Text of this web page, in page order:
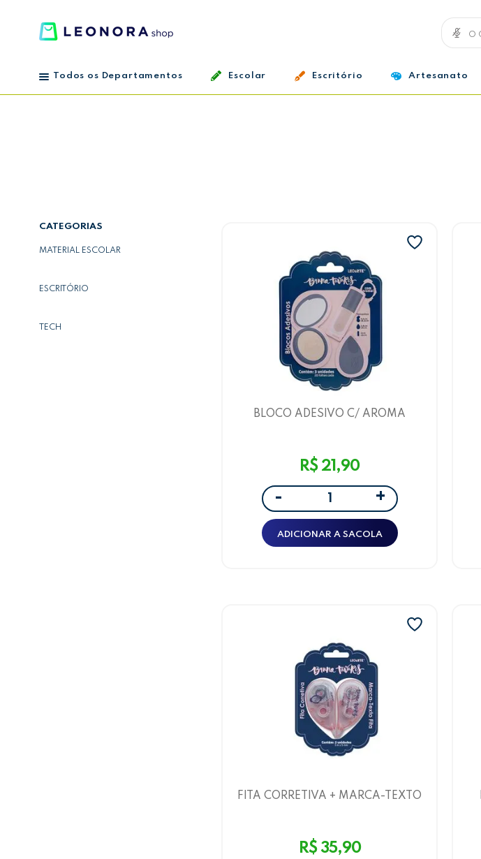
Todos os Departamentos Escolar Escritório Artesanato
MATERIAL ESCOLAR
ESCRITÓRIO
TECH
BLOCO ADESIVO C/ AROMA
R$ 21,90
- +
ADICIONAR A SACOLA
FITA CORRETIVA + MARCA-TEXTO
R$ 35,90